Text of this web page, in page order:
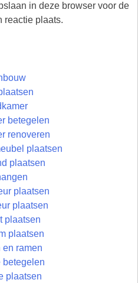
in deze browser voor de
reactie plaats.
betegelen
renoveren
plaatsen
plaatsen
plaatsen
plaatsen
plaatsen
plaatsen
en ramen
betegelen
plaatsen